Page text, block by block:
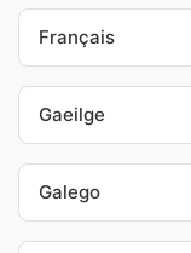
Français
Gaeilge
Galego